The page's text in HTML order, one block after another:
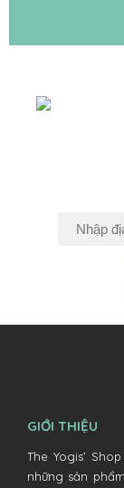
GIỚI THIỆU
The Yogis’
những sản